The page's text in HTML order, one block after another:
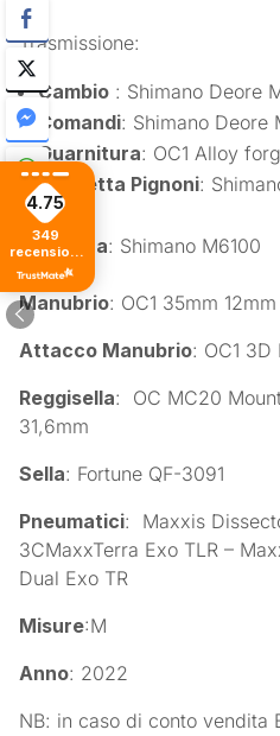
Trasmissione:
Cambio : Shimano Deore
Comandi: Shimano Deore
Guarnitura: OC1 Alloy
Cassetta Pignoni:
Speed
Catena: Shimano M6100
Manubrio: OC1 35mm
Attacco Manubrio: OC1
Reggisella: OC MC20
31,6mm
Sella: Fortune QF-3091
Pneumatici: Maxxis
3CMaxxTerra Exo TLR –
Dual Exo TR
Misure:M
Anno: 2022
NB: in caso di conto vendita
4.75
349
recensioni
di tutti i
tempi